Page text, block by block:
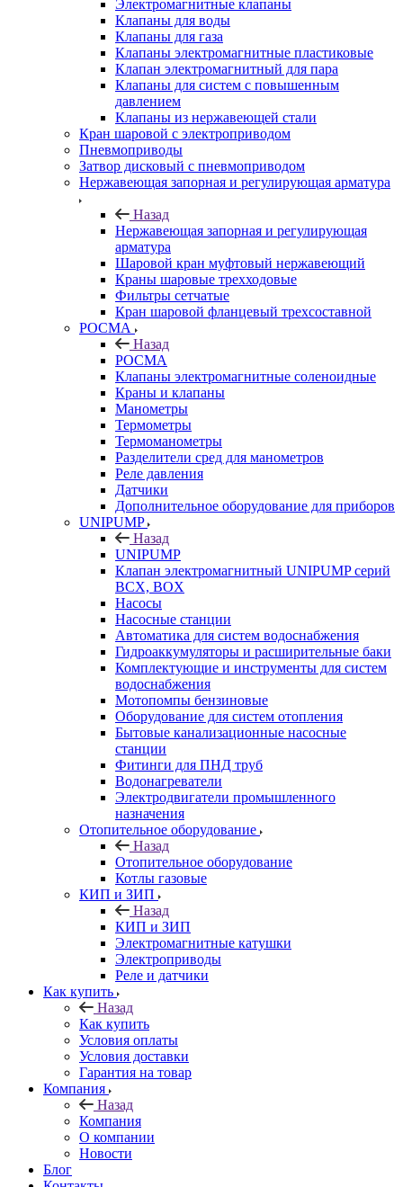
Электромагнитные клапаны
Клапаны для воды
Клапаны для газа
Клапаны электромагнитные пластиковые
Клапан электромагнитный для пара
Клапаны для систем с повышенным
давлением
Клапаны из нержавеющей стали
Кран шаровой с электроприводом
Пневмоприводы
Затвор дисковый с пневмоприводом
Нержавеющая запорная и регулирующая арматура
Назад
Нержавеющая запорная и регулирующая
арматура
Шаровой кран муфтовый нержавеющий
Краны шаровые трехходовые
Фильтры сетчатые
Кран шаровой фланцевый трехсоставной
РОСМА
Назад
РОСМА
Клапаны электромагнитные соленоидные
Краны и клапаны
Манометры
Термометры
Термоманометры
Разделители сред для манометров
Реле давления
Датчики
Дополнительное оборудование для приборов
UNIPUMP
Назад
UNIPUMP
Клапан электромагнитный UNIPUMP серий
BCX, BOX
Насосы
Насосные станции
Автоматика для систем водоснабжения
Гидроаккумуляторы и расширительные баки
Комплектующие и инструменты для систем
водоснабжения
Мотопомпы бензиновые
Оборудование для систем отопления
Бытовые канализационные насосные
станции
Фитинги для ПНД труб
Водонагреватели
Электродвигатели промышленного
назначения
Отопительное оборудование
Назад
Отопительное оборудование
Котлы газовые
КИП и ЗИП
Назад
КИП и ЗИП
Электромагнитные катушки
Электроприводы
Реле и датчики
Как купить
Назад
Как купить
Условия оплаты
Условия доставки
Гарантия на товар
Компания
Назад
Компания
О компании
Новости
Блог